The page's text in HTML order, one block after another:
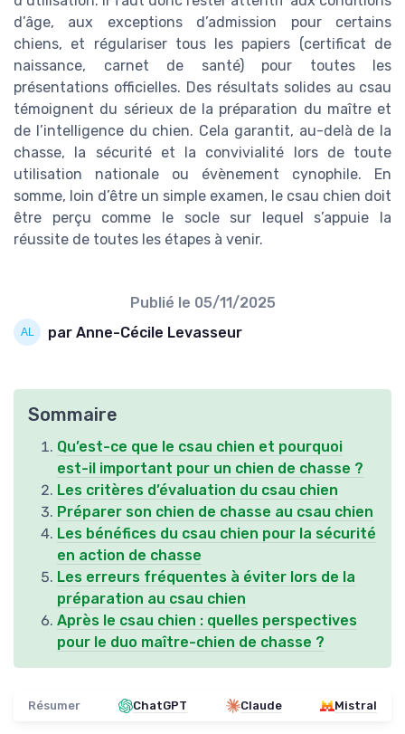
d’âge, aux exceptions d’admission pour certains
chiens, et régulariser tous les papiers (certificat de
naissance, carnet de santé) pour toutes les
présentations officielles. Des résultats solides au csau
témoignent du sérieux de la préparation du maître et
de l’intelligence du chien. Cela garantit, au-delà de la
chasse, la sécurité et la convivialité lors de toute
utilisation nationale ou évènement cynophile. En
somme, loin d’être un simple examen, le csau chien doit
être perçu comme le socle sur lequel s’appuie la
réussite de toutes les étapes à venir.
Publié le 05/11/2025
par Anne-Cécile Levasseur
Sommaire
Qu’est-ce que le csau chien et pourquoi
est-il important pour un chien de chasse ?
Les critères d’évaluation du csau chien
Préparer son chien de chasse au csau chien
Les bénéfices du csau chien pour la sécurité
en action de chasse
Les erreurs fréquentes à éviter lors de la
préparation au csau chien
Après le csau chien : quelles perspectives
pour le duo maître-chien de chasse ?
Résumer ChatGPT Claude Mistral